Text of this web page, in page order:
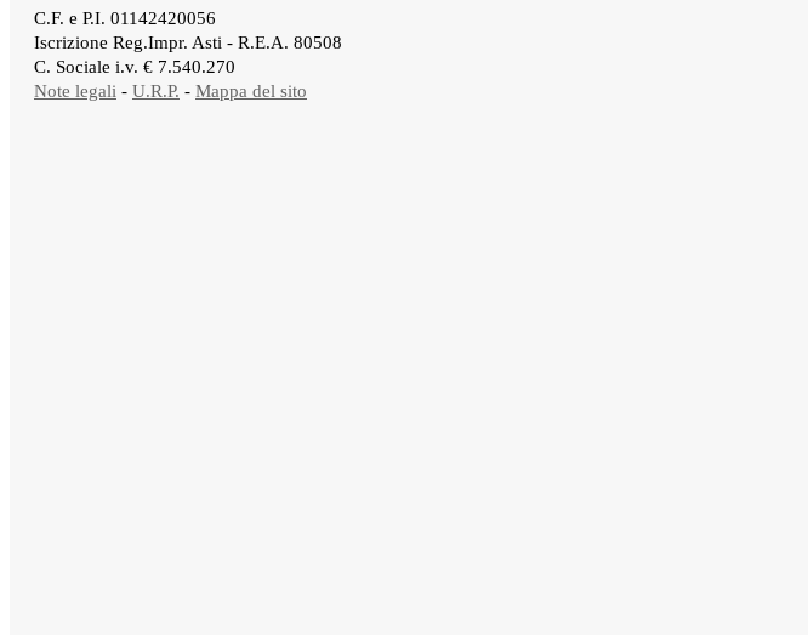
C.F. e P.I. 01142420056
Iscrizione Reg.Impr. Asti - R.E.A. 80508
C. Sociale i.v. € 7.540.270
Note legali - U.R.P. - Mappa del sito